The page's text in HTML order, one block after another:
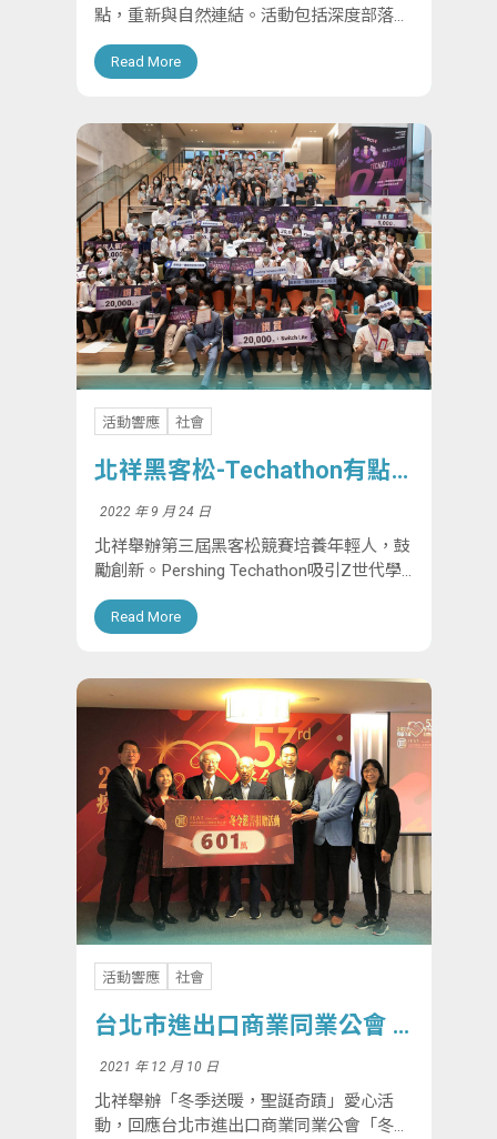
點，重新與自然連結。活動包括深度部落文
化體驗、山海間療癒互動和晚會。探索生態
環境，深入了解原住民在地文化，感受到對
Read More
活動響應 社會
北祥黑客松-Techathon有點
2022 年 9 月 24 日
北祥舉辦第三屆黑客松競賽培養年輕人，鼓
勵創新。Pershing Techathon吸引Z世代學
生，23所大學、37所系所參與，63位學生
進入決賽，2名加入實習。活動以「智慧金
Read More
活動響應 社會
台北市進出口商業同業公會 –
2021 年 12 月 10 日
北祥舉辦「冬季送暖，聖誕奇蹟」愛心活
動，回應台北市進出口商業同業公會「冬令